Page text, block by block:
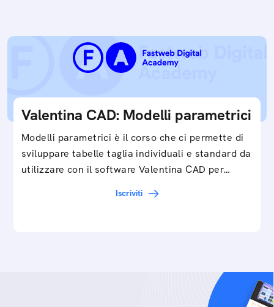
Valentina CAD: Modelli parametrici
Modelli parametrici è il corso che ci permette di
sviluppare tabelle taglia individuali e standard da
utilizzare con il software Valentina CAD per…
Iscriviti